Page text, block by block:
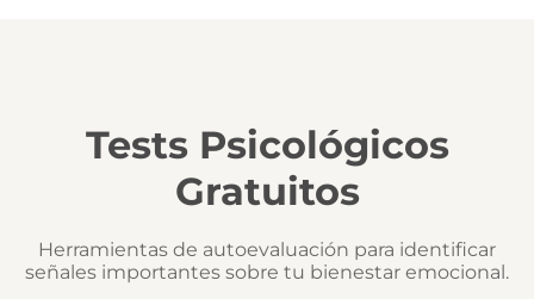
Tests Psicológicos
Gratuitos
Herramientas de autoevaluación para identificar
señales importantes sobre tu bienestar emocional.